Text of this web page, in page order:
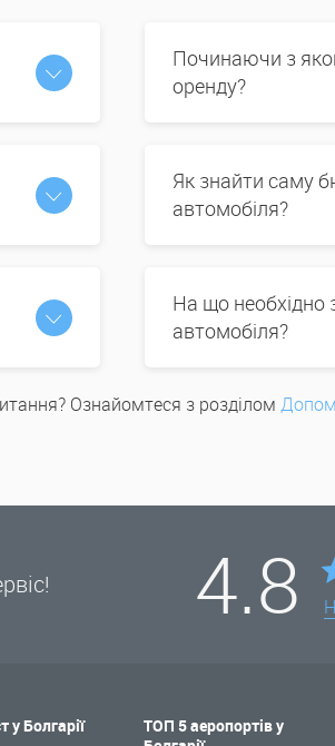
Починаючи з
оренду?
Як знайти саму
автомобіля?
На що необхідно
автомобіля?
Ознайомтеся з розділом
4.8
у Болгарії
ТОП 5 аеропортів у